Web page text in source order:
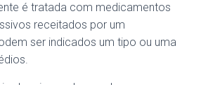
é tratada com medicamentos
receitados por um
ser indicados um tipo ou uma